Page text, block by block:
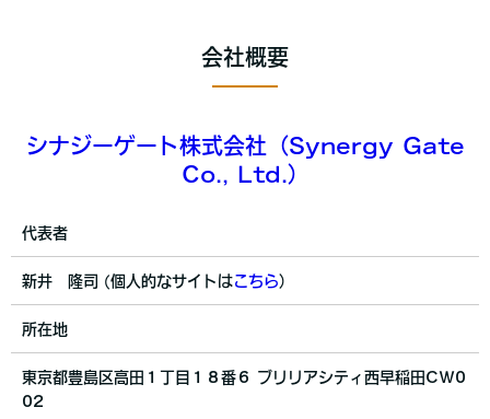
会社概要
シナジーゲート株式会社（Synergy Gate
Co., Ltd.）
代表者
新井 隆司 (個人的なサイトはこちら）
所在地
東京都豊島区高田１丁目１８番６ ブリリアシティ西早稲田CW0
02